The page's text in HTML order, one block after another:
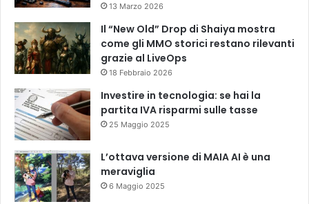
13 Marzo 2026
Il “New Old” Drop di Shaiya mostra
come gli MMO storici restano rilevanti
grazie al LiveOps
18 Febbraio 2026
Investire in tecnologia: se hai la
partita IVA risparmi sulle tasse
25 Maggio 2025
L’ottava versione di MAIA AI è una
meraviglia
6 Maggio 2025